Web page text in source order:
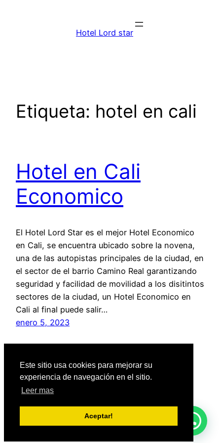
Este sitio usa cookies para mejorar su
experiencia de navegación en el sitio.
Leer mas
Aceptar!
Hotel Lord star
Etiqueta: hotel en cali
Hotel en Cali
Economico
El Hotel Lord Star es el mejor Hotel Economico
en Cali, se encuentra ubicado sobre la novena,
una de las autopistas principales de la ciudad, en
el sector de el barrio Camino Real garantizando
seguridad y facilidad de movilidad a los disitintos
sectores de la ciudad, un Hotel Economico en
Cali al final puede salir…
enero 5, 2023
Funciona gracias a WordPress